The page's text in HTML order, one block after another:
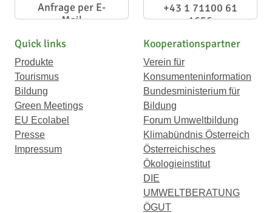
Anfrage per E-
Mail
+43 1 71100 61
1656
Quick links
Produkte
Tourismus
Bildung
Green Meetings
EU Ecolabel
Presse
Impressum
Kooperationspartner
Verein für
Konsumenteninformation
Bundesministerium für
Bildung
Forum Umweltbildung
Klimabündnis Österreich
Österreichisches
Ökologieinstitut
DIE
UMWELTBERATUNG
ÖGUT